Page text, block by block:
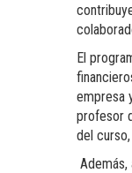
El
empresa
profesor
del